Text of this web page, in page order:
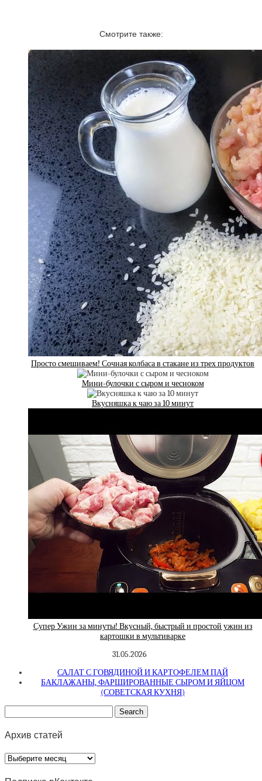
Смотрите также:
Просто смешиваем! Сочная колбаса в стакане из трех продуктов
Мини-булочки с сыром и чесноком
Вкусняшка к чаю за 10 минут
Супер Ужин за минуты! Вкусный, быстрый и простой ужин из
картошки в мультиварке
31.05.2026
САЛАТ С ГОВЯДИНОЙ И КАРТОФЕЛЕМ ПАЙ
БАКЛАЖАНЫ, ФАРШИРОВАННЫЕ СЫРОМ И ЯЙЦОМ
(СОВЕТСКАЯ КУХНЯ)
Архив статей
Архив
статей